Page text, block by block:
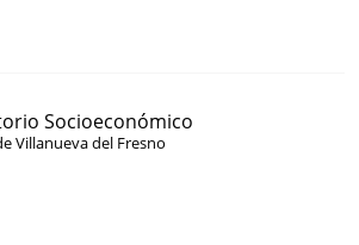
Socioeconómico
Villanueva del Fresno